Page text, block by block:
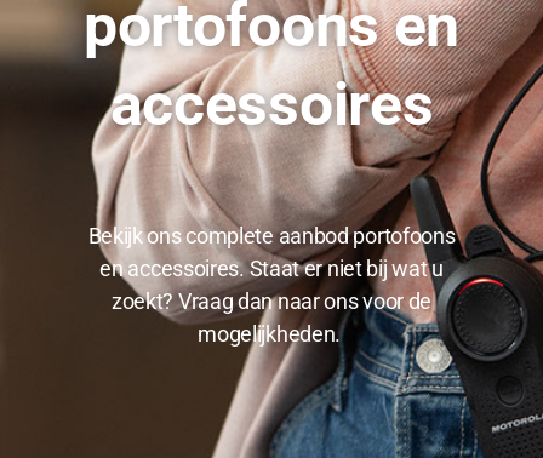
portofoons en
accessoires
Bekijk ons complete aanbod portofoons
en accessoires. Staat er niet bij wat u
zoekt? Vraag dan naar ons voor de
mogelijkheden.